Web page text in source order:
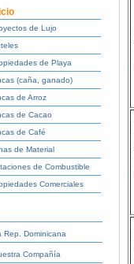
de Lujo
de Playa
(caña, ganado)
de Arroz
de Cacao
de Café
de Material
de Combustible
Comerciales
Rep. Dominicana
Compañía